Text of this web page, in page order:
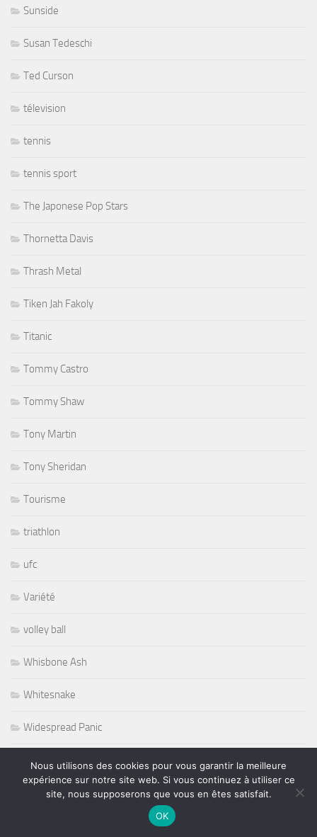
Sunside
Susan Tedeschi
Ted Curson
télevision
tennis
tennis sport
The Japonese Pop Stars
Thornetta Davis
Thrash Metal
Tiken Jah Fakoly
Titanic
Tommy Castro
Tommy Shaw
Tony Martin
Tony Sheridan
Tourisme
triathlon
ufc
Variété
volley ball
Whisbone Ash
Whitesnake
Widespread Panic
World
Wursel
Nous utilisons des cookies pour vous garantir la meilleure
expérience sur notre site web. Si vous continuez à utiliser ce
site, nous supposerons que vous en êtes satisfait.
OK